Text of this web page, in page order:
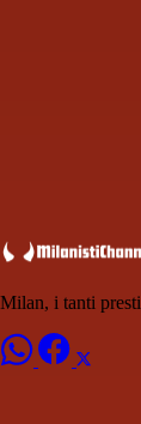
Milan, i tanti